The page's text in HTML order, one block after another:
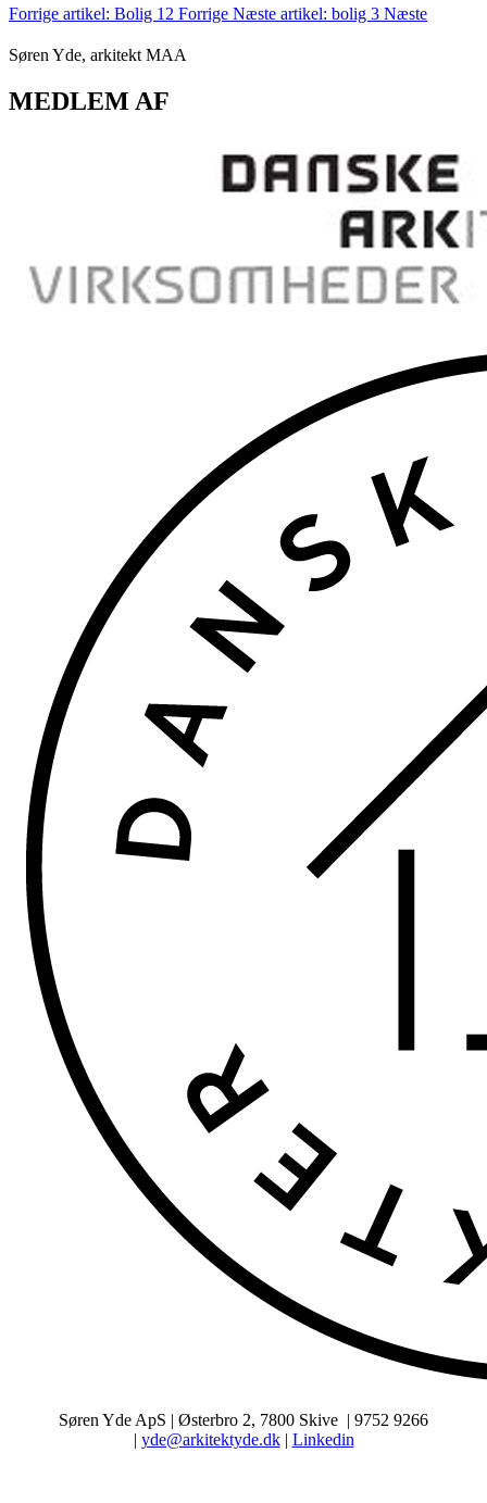
Forrige artikel: Bolig 12 Forrige Næste artikel: bolig 3 Næste
Søren Yde, arkitekt MAA
MEDLEM AF
Søren Yde ApS | Østerbro 2, 7800 Skive | 9752 9266
| yde@arkitektyde.dk| Linkedin